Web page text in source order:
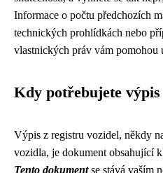
Informace o počtu předchozích
technických prohlídkách nebo
vlastnických práv vám
Kdy potřebujete výpis
Výpis z registru vozidel, někdy
vozidla, je dokument obsahující
Tento dokumentse stává vaším